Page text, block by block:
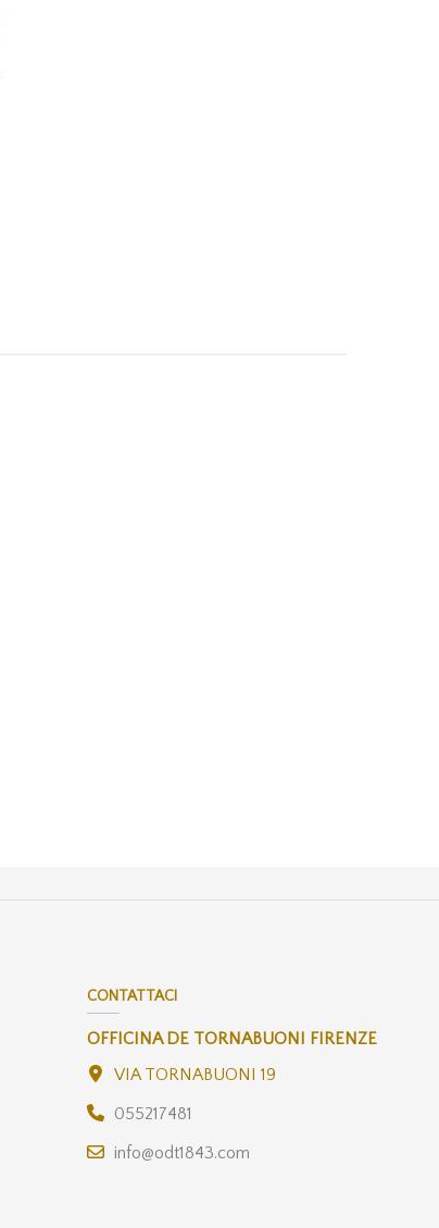
CONTATTACI
OFFICINA DE TORNABUONI FIRENZE
VIA TORNABUONI 19
055217481
info@odt1843.com